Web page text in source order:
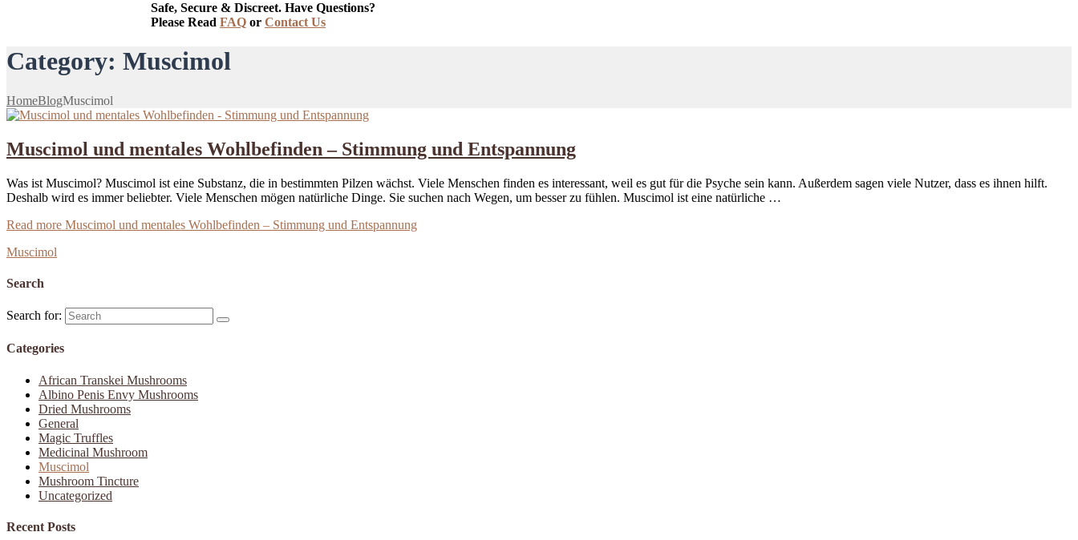
Safe, Secure & Discreet. Have Questions?
Please Read FAQ or Contact Us
Category: Muscimol
HomeBlogMuscimol
Muscimol und mentales Wohlbefinden – Stimmung und Entspannung
Was ist Muscimol? Muscimol ist eine Substanz, die in bestimmten Pilzen wächst. Viele Menschen finden es interessant, weil es gut für die Psyche sein kann. Außerdem sagen viele Nutzer, dass es ihnen hilft.
Deshalb wird es immer beliebter. Viele Menschen mögen natürliche Dinge. Sie suchen nach Wegen, um besser zu fühlen. Muscimol ist eine natürliche …
Read more Muscimol und mentales Wohlbefinden – Stimmung und Entspannung
Muscimol
Search
Search for:
Categories
African Transkei Mushrooms
Albino Penis Envy Mushrooms
Dried Mushrooms
General
Magic Truffles
Medicinal Mushroom
Muscimol
Mushroom Tincture
Uncategorized
Recent Posts